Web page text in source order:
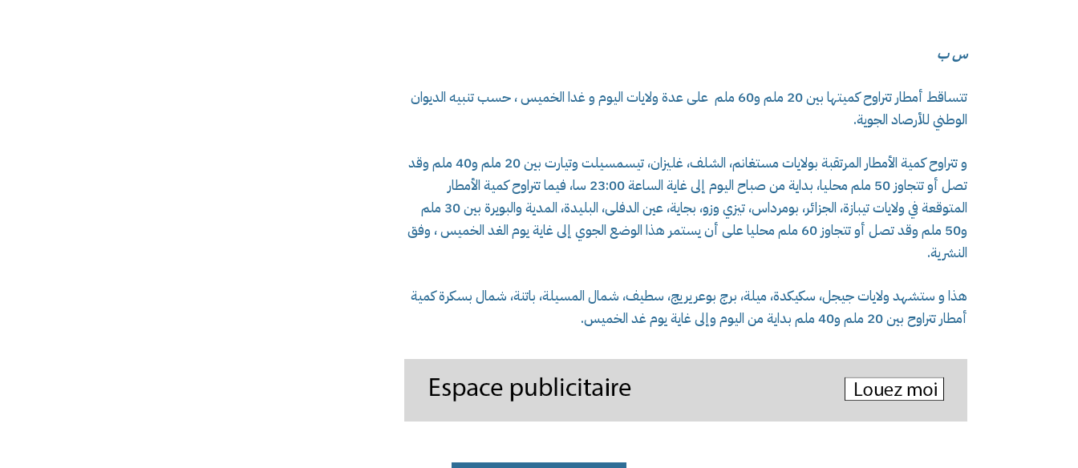
س ب
تتساقط أمطار تتراوح كميتها بين 20 ملم و60 ملم على عدة ولايات اليوم و غدا الخميس ، حسب تنبيه الديوان
الوطني للأرصاد الجوية.
و تتراوح كمية الأمطار المرتقبة بولايات مستغانم، الشلف، غليزان، تيسمسيلت وتيارت بين 20 ملم و40 ملم وقد
تصل أو تتجاوز 50 ملم محليا، بداية من صباح اليوم إلى غاية الساعة 23:00 سا، فيما تتراوح كمية الأمطار
المتوقعة في ولايات تيبازة، الجزائر، بومرداس، تيزي وزو، بجاية، عين الدفلى، البليدة، المدية والبويرة بين 30 ملم
و50 ملم وقد تصل أو تتجاوز 60 ملم محليا على أن يستمر هذا الوضع الجوي إلى غاية يوم الغد الخميس ، وفق
النشرية.
هذا و ستشهد ولايات جيجل، سكيكدة، ميلة، برج بوعريريج، سطيف، شمال المسيلة، باتنة، شمال بسكرة كمية
أمطار تتراوح بين 20 ملم و40 ملم بداية من اليوم وإلى غاية يوم غد الخميس.